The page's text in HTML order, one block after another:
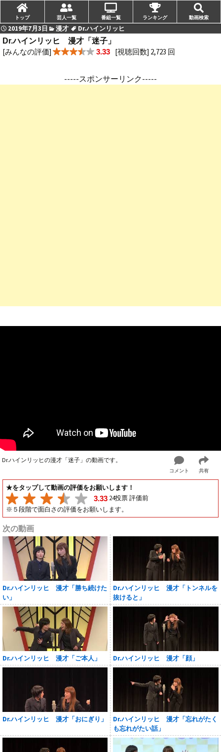
2019年7月3日 漫才
Dr.ハインリッヒ
Dr.ハインリッヒ 漫才「迷子」
[みんなの評価] 3.33 [視聴回数] 2,723 回
-----スポンサーリンク-----
Dr.ハインリッヒの漫才「迷子」の動画です。
コメント 共有
★をタップして動画の評価をお願いします！
3.33 24投票 評価前
※５段階で面白さの評価をお願いします。
次の動画
Dr.ハインリッヒ 漫才「勝ち続けた
い」
Dr.ハインリッヒ 漫才「トンネルを
抜けると」
Dr.ハインリッヒ 漫才「ご本人」 Dr.ハインリッヒ 漫才「顔」
Dr.ハインリッヒ 漫才「おにぎり」
Dr.ハインリッヒ 漫才「忘れがたく
も忘れがたい話」
トップ 芸人一覧 番組一覧 ランキング 動画検索